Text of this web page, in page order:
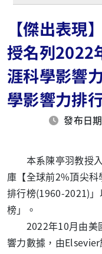
【傑出表現
授名列2022
涯科學影響
學影響力排行
發布日
本系陳亭羽教授入
庫【全球前2%頂尖
排行榜(1960-2021)
榜」。
2022年10月由美
響力數據，由